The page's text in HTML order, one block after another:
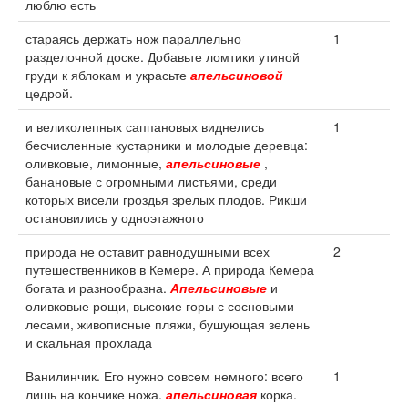
люблю есть
стараясь держать нож параллельно
разделочной доске. Добавьте ломтики утиной
груди к яблокам и украсьте апельсиновой
цедрой.
1
и великолепных саппановых виднелись
бесчисленные кустарники и молодые деревца:
оливковые, лимонные, апельсиновые ,
банановые с огромными листьями, среди
которых висели гроздья зрелых плодов. Рикши
остановились у одноэтажного
1
природа не оставит равнодушными всех
путешественников в Кемере. А природа Кемера
богата и разнообразна. Апельсиновые и
оливковые рощи, высокие горы с сосновыми
лесами, живописные пляжи, бушующая зелень
и скальная прохлада
2
Ванилинчик. Его нужно совсем немного: всего
лишь на кончике ножа. апельсиновая корка.
1